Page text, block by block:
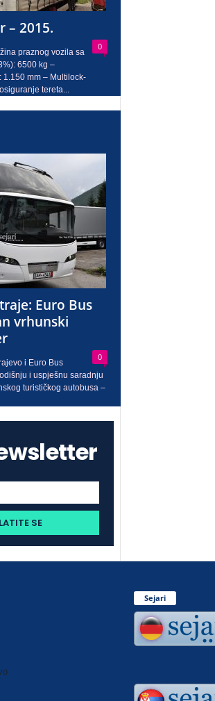
– 2015.
0
praznog vozila sa
6500 kg –
mm – Multilock-
tereta...
Euro Bus
vrhunski
0
i Euro Bus
i uspješnu saradnju
turističkog autobusa –
Sejari